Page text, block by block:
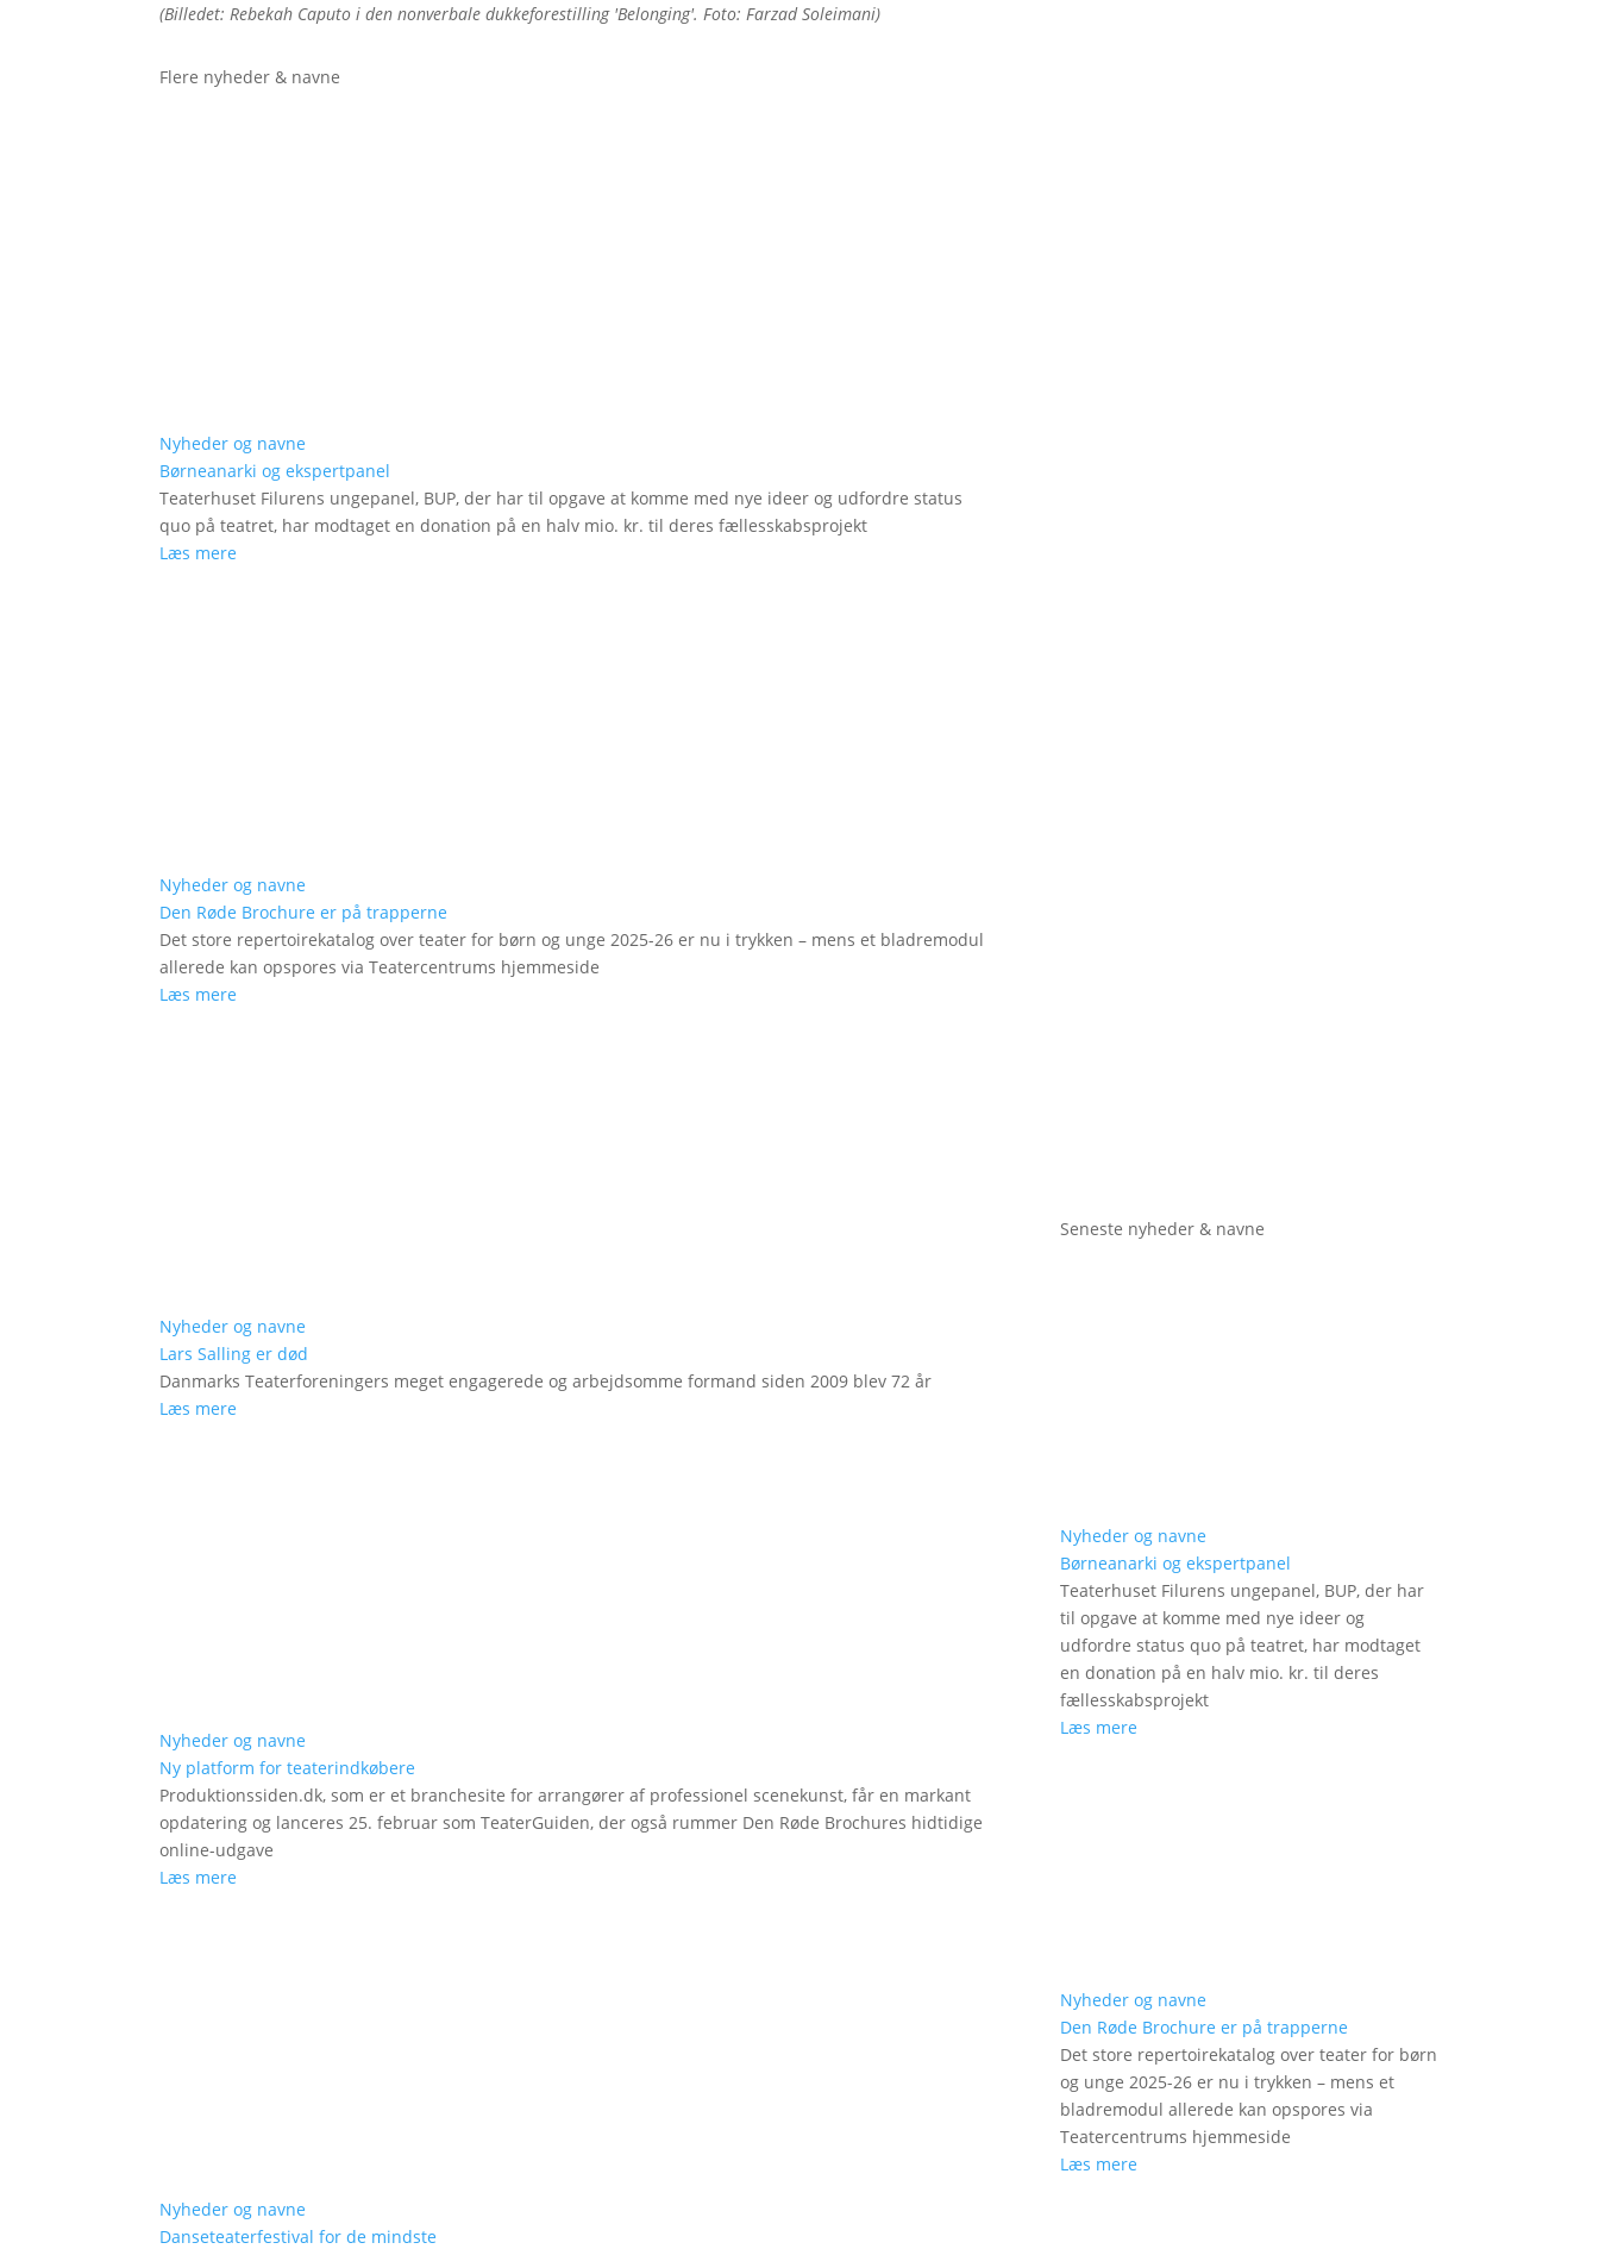
(Billedet: Rebekah Caputo i den nonverbale dukkeforestilling 'Belonging'. Foto: Farzad Soleimani)
Flere nyheder & navne
Nyheder og navne
Børneanarki og ekspertpanel
Teaterhuset Filurens ungepanel, BUP, der har til opgave at komme med nye ideer og udfordre status
quo på teatret, har modtaget en donation på en halv mio. kr. til deres fællesskabsprojekt
Læs mere
Nyheder og navne
Den Røde Brochure er på trapperne
Det store repertoirekatalog over teater for børn og unge 2025-26 er nu i trykken – mens et bladremodul
allerede kan opspores via Teatercentrums hjemmeside
Læs mere
Nyheder og navne
Lars Salling er død
Danmarks Teaterforeningers meget engagerede og arbejdsomme formand siden 2009 blev 72 år
Læs mere
Nyheder og navne
Ny platform for teaterindkøbere
Produktionssiden.dk, som er et branchesite for arrangører af professionel scenekunst, får en markant
opdatering og lanceres 25. februar som TeaterGuiden, der også rummer Den Røde Brochures hidtidige
online-udgave
Læs mere
Nyheder og navne
Danseteaterfestival for de mindste
Seneste nyheder & navne
Nyheder og navne
Børneanarki og ekspertpanel
Teaterhuset Filurens ungepanel, BUP, der har
til opgave at komme med nye ideer og
udfordre status quo på teatret, har modtaget
en donation på en halv mio. kr. til deres
fællesskabsprojekt
Læs mere
Nyheder og navne
Den Røde Brochure er på trapperne
Det store repertoirekatalog over teater for børn
og unge 2025-26 er nu i trykken – mens et
bladremodul allerede kan opspores via
Teatercentrums hjemmeside
Læs mere